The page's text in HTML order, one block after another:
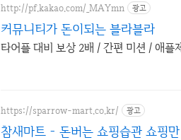
http://pf.kakao.com/_MAYmn 광고
커뮤니티가 돈이되는 블라블라
타어플 대비 보상 2배 / 간편 미션 / 애플
https://sparrow-mart.co.kr/ 광고
참새마트 - 돈버는 쇼핑습관 쇼핑